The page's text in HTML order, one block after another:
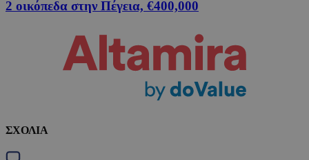
2 οικόπεδα στην Πέγεια, €400,000
ΣΧΟΛΙΑ